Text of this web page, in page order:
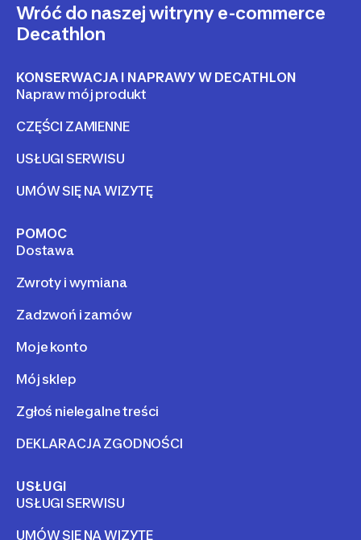
Wróć do naszej witryny e-commerce
Decathlon
KONSERWACJA I NAPRAWY W DECATHLON
Napraw mój produkt
CZĘŚCI ZAMIENNE
USŁUGI SERWISU
UMÓW SIĘ NA WIZYTĘ
POMOC
Dostawa
Zwroty i wymiana
Zadzwoń i zamów
Moje konto
Mój sklep
Zgłoś nielegalne treści
DEKLARACJA ZGODNOŚCI
USŁUGI
USŁUGI SERWISU
UMÓW SIĘ NA WIZYTĘ